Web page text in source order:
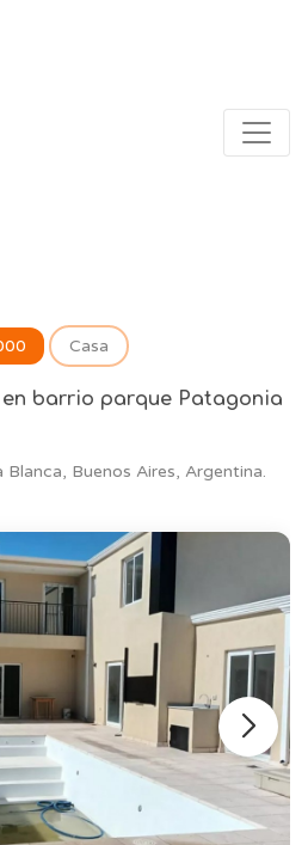
Casa
barrio parque Patagonia
Buenos Aires, Argentina.